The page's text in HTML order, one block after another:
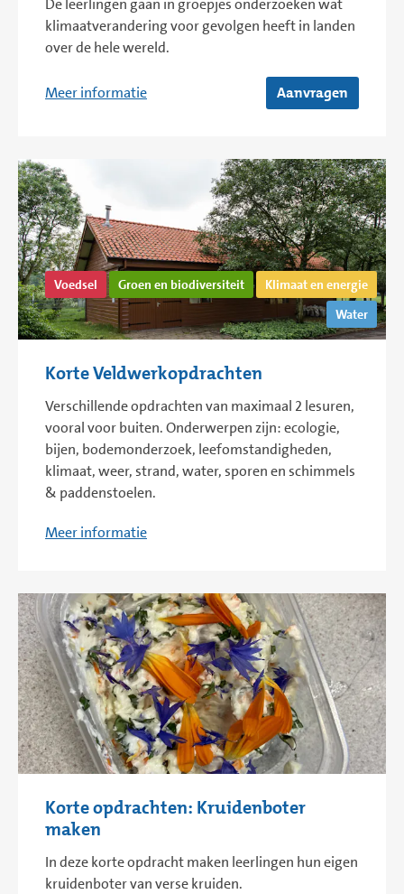
De leerlingen gaan in groepjes onderzoeken wat
klimaatverandering voor gevolgen heeft in landen
over de hele wereld.
Meer informatie Aanvragen
Voedsel Groen en biodiversiteit
Klimaat en energie
Water
Korte Veldwerkopdrachten
Verschillende opdrachten van maximaal 2 lesuren,
vooral voor buiten. Onderwerpen zijn: ecologie,
bijen, bodemonderzoek, leefomstandigheden,
klimaat, weer, strand, water, sporen en schimmels
& paddenstoelen.
Meer informatie
Korte opdrachten: Kruidenboter
maken
In deze korte opdracht maken leerlingen hun eigen
kruidenboter van verse kruiden.